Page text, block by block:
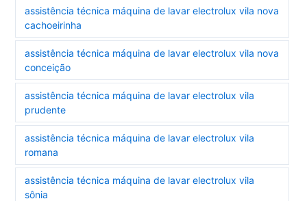
assistência técnica máquina de lavar electrolux vila nova
cachoeirinha
assistência técnica máquina de lavar electrolux vila nova
conceição
assistência técnica máquina de lavar electrolux vila
prudente
assistência técnica máquina de lavar electrolux vila
romana
assistência técnica máquina de lavar electrolux vila
sônia